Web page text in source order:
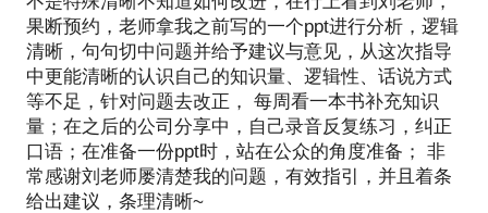
果断预约，老师拿我之前写的一个ppt进行分析，逻辑
清晰，句句切中问题并给予建议与意见，从这次指导
中更能清晰的认识自己的知识量、逻辑性、话说方式
等不足，针对问题去改正， 每周看一本书补充知识
量；在之后的公司分享中，自己录音反复练习，纠正
口语；在准备一份ppt时，站在公众的角度准备； 非
常感谢刘老师屡清楚我的问题，有效指引，并且着条
给出建议，条理清晰~